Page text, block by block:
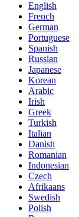
English
French
German
Portuguese
Spanish
Russian
Japanese
Korean
Arabic
Irish
Greek
Turkish
Italian
Danish
Romanian
Indonesian
Czech
Afrikaans
Swedish
Polish